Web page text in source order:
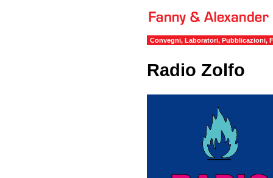
Convegni, Laboratori, Pubblicazioni,
Radio Zolfo